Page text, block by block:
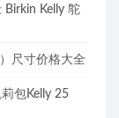
Birkin Kelly 鸵
尺寸价格大全
包Kelly 25